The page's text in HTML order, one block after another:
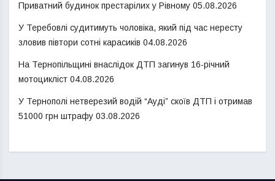
Приватний будинок престарілих у Рівному 05.08.2026
У Теребовлі судитимуть чоловіка, який під час нересту
зловив півтори сотні карасиків 04.08.2026
На Тернопільщині внаслідок ДТП загинув 16-річний
мотоцикліст 04.08.2026
У Тернополі нетверезий водій “Ауді” скоїв ДТП і отримав
51000 грн штрафу 03.08.2026